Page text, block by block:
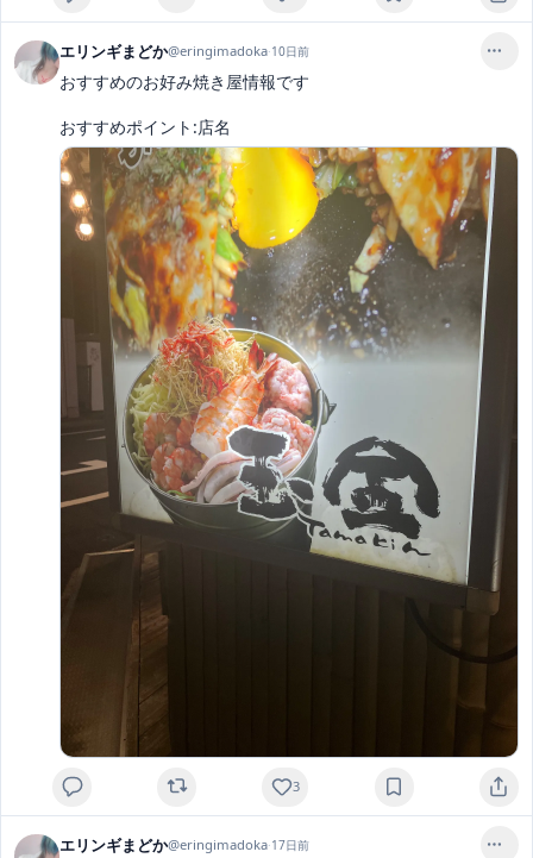
エリンギまどか@eringimadoka·10日前
おすすめのお好み焼き屋情報です
おすすめポイント:店名
3
エリンギまどか@eringimadoka·17日前